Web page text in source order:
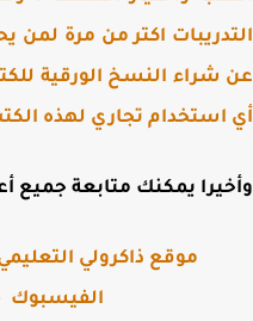
اكتر من مرة لمن
شراء النسخ الورقية
استخدام تجاري لهذه الكتب
يمكنك متابعة جميع
موقع ذاكرولي التعليمي
الفيسبوك